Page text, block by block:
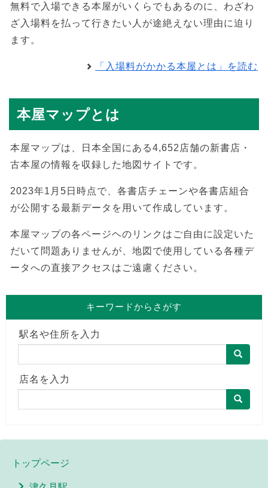
無料で入場できる本屋がいくらでもあるのに、わざわ
ざ入場料を払って行きたい人が途絶えない理由に迫り
ます。
「入場料がかかる本屋とは」を読む
本屋マップとは
本屋マップは、日本全国にある4,652店舗の新書店・
古本屋の情報を収録した地図サイトです。
2023年1月5日時点で、各書店チェーンや各書店組合
が公開する最新データを用いて作成しています。
本屋マップの各ページヘのリンクはご自由に設定いた
だいて問題ありませんが、地図で使用している各種デ
ータへの直接アクセスはご遠慮ください。
キーワードからさがす
駅名や住所を入力
店名を入力
トップページ